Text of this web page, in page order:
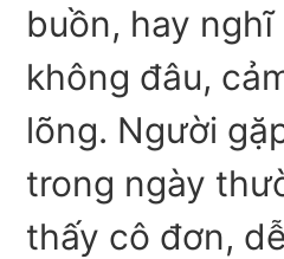
buồn, hay
không đâu,
lõng. Người
trong ngày
thấy cô đơn,